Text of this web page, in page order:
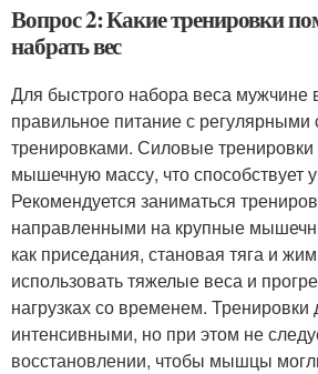
Вопрос 2: Какие тренировки
набрать вес
Для быстрого набора веса мужчине
правильное питание с
тренировками. Силовые тренировки
мышечную массу, что способствует
Рекомендуется заниматься
направленными на крупные
как приседания, становая тяга и
использовать тяжелые веса и
нагрузках со временем.
интенсивными, но при этом не
восстановлении, чтобы мышцы